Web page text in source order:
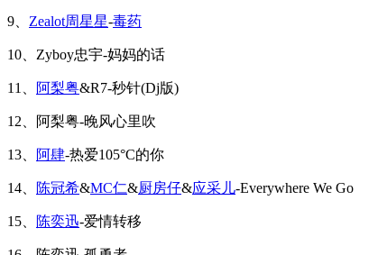
9、 Zealot周星星-毒药
10、Zyboy忠宇-妈妈的话
11、 阿梨粤&R7-秒针(Dj版)
12、阿梨粤-晚风心里吹
13、 阿肆-热爱105°C的你
14、 陈冠希&MC仁&厨房仔&应采儿-Everywhere We Go
15、 陈奕迅-爱情转移